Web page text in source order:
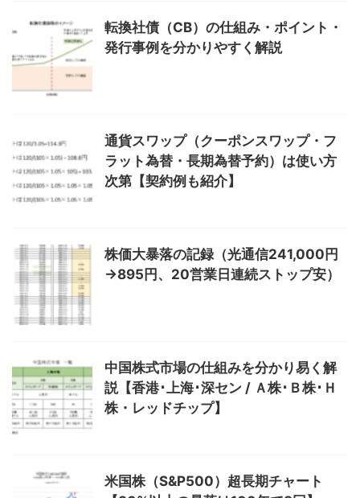
転換社債（CB）の仕組み・ポイント・
発行事例を分かりやすく解説
通貨スワップ（クーポンスワップ・フ
ラット為替・長期為替予約）は使い方
次第【契約例も紹介】
株価大暴落の記録（光通信241,000円
→895円、20営業日連続ストップ安）
中国株式市場の仕組みを分かり易く解
説【香港･上海･深セン / Ａ株･Ｂ株･Ｈ
株・レッドチップ】
米国株（S&P500）超長期チャート